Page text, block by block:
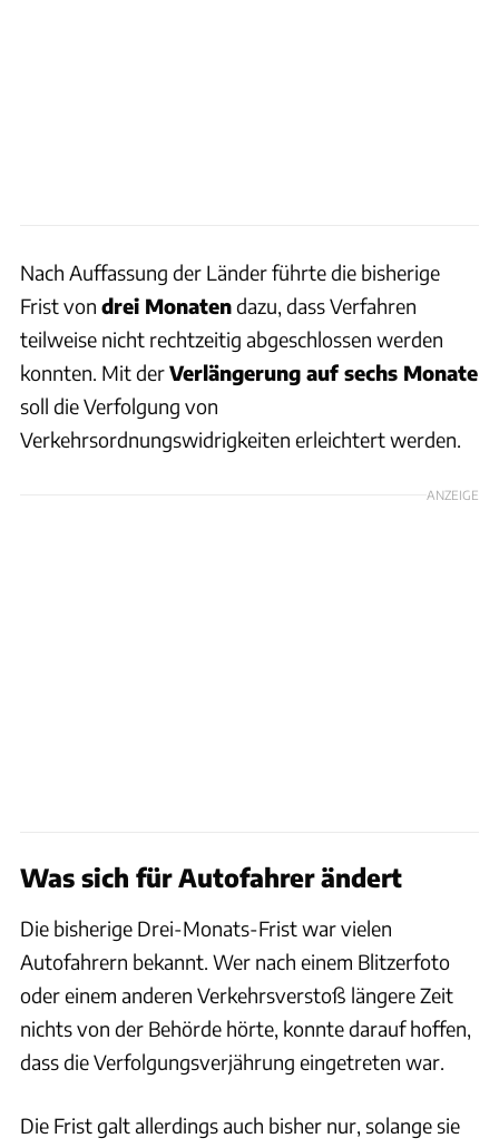
Nach Auffassung der Länder führte die bisherige
Frist von drei Monatendazu, dass Verfahren
teilweise nicht rechtzeitig abgeschlossen werden
konnten. Mit derVerlängerung auf sechs Monate
soll die Verfolgung von
Verkehrsordnungswidrigkeiten erleichtert werden.
ANZEIGE
Was sich für Autofahrer ändert
Die bisherige Drei-Monats-Frist war vielen
Autofahrern bekannt. Wer nach einem Blitzerfoto
oder einem anderen Verkehrsverstoß längere Zeit
nichts von der Behörde hörte, konnte darauf hoffen,
dass die Verfolgungsverjährung eingetreten war.
Die Frist galt allerdings auch bisher nur, solange sie